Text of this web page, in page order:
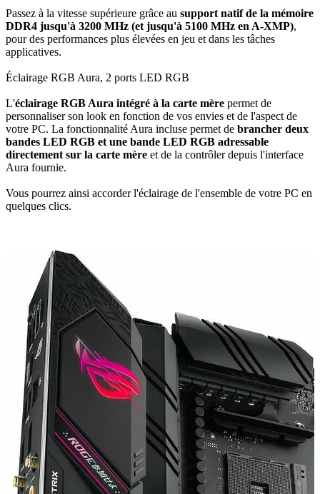
Passez à la vitesse supérieure grâce au support natif de la mémoire
DDR4 jusqu'à 3200 MHz (et jusqu'à 5100 MHz en A-XMP),
pour des performances plus élevées en jeu et dans les tâches
applicatives.
Éclairage RGB Aura, 2 ports LED RGB
L'éclairage RGB Aura intégré à la carte mère permet de
personnaliser son look en fonction de vos envies et de l'aspect de
votre PC. La fonctionnalité Aura incluse permet de brancher deux
bandes LED RGB et une bande LED RGB adressable
directement sur la carte mère et de la contrôler depuis l'interface
Aura fournie.
Vous pourrez ainsi accorder l'éclairage de l'ensemble de votre PC en
quelques clics.